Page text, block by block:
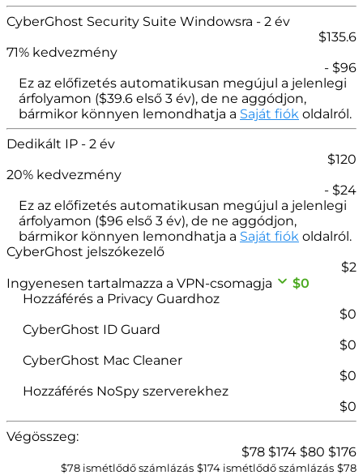
CyberGhost Security Suite Windowsra - 2 év
$135.6
71% kedvezmény
- $96
Ez az előfizetés automatikusan megújul a jelenlegi
árfolyamon ($39.6 első 3 év), de ne aggódjon,
bármikor könnyen lemondhatja a Saját fiók oldalról.
Dedikált IP - 2 év
$120
20% kedvezmény
- $24
Ez az előfizetés automatikusan megújul a jelenlegi
árfolyamon ($96 első 3 év), de ne aggódjon,
bármikor könnyen lemondhatja a Saját fiók oldalról.
CyberGhost jelszókezelő
$2
Ingyenesen tartalmazza a VPN-csomagja
$0
Hozzáférés a Privacy Guardhoz
$0
CyberGhost ID Guard
$0
CyberGhost Mac Cleaner
$0
Hozzáférés NoSpy szerverekhez
$0
Végösszeg:
$78 $174 $80 $176
$78 ismétlődő számlázás $174 ismétlődő számlázás $78